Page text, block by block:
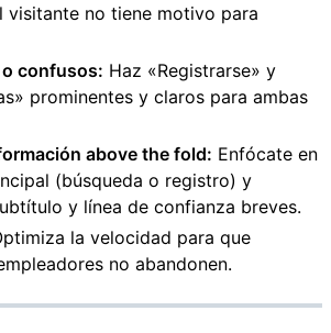
visitante no tiene motivo para
confusos: Haz «Registrarse» y
prominentes y claros para ambas
above the fold: Enfócate en
(búsqueda o registro) y
y línea de confianza breves.
la velocidad para que
no abandonen.